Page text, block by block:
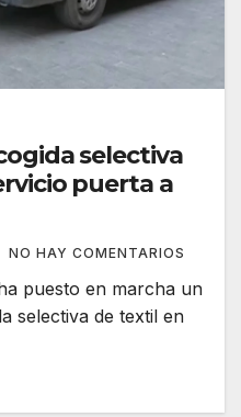
selectiva
puerta a
NO HAY COMENTARIOS
puesto en marcha un
selectiva de textil en